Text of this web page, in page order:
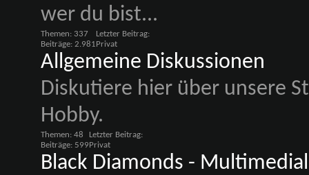
wer du bist...
Themen: 337
Beiträge: 2.981
Letzter Beitrag:
Privat
Allgemeine Diskussionen
Diskutiere hier über unsere
Hobby.
Themen: 48
Beiträge: 599
Letzter Beitrag:
Privat
Black Diamonds - Multimedial